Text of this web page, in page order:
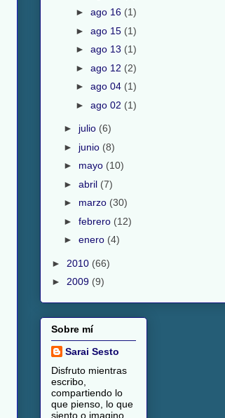
► ago 16 (1)
► ago 15 (1)
► ago 13 (1)
► ago 12 (2)
► ago 04 (1)
► ago 02 (1)
► julio (6)
► junio (8)
► mayo (10)
► abril (7)
► marzo (30)
► febrero (12)
► enero (4)
► 2010 (66)
► 2009 (9)
Sobre mí
Sarai Sesto
Disfruto mientras
escribo,
compartiendo lo
que pienso, lo que
siento o imagino.